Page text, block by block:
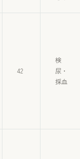
42
検
尿・
採血